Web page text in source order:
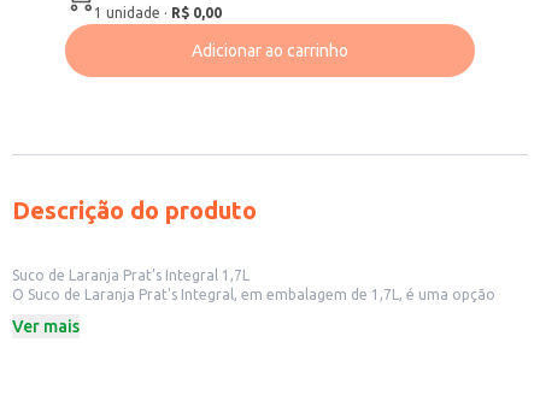
1 unidade · R$ 0,00
Adicionar ao carrinho
Descrição do produto
Suco de Laranja Prat’s Integral 1,7L
O Suco de Laranja Prat's Integral, em embalagem de 1,7L, é uma opção
em estabelecimentos comerciais ou para revenda em pequenos comércios.
Ver mais